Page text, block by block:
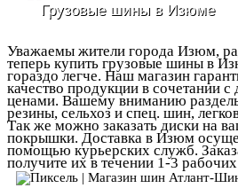
Грузовые шины в Изюме
Уважаемы жители города Изюм,
теперь купить грузовые шины в
гораздо легче. Наш магазин
качество продукции в сочетании
ценами. Вашему вниманию
резины, сельхоз и спец. шин,
Так же можно заказать диски на
покрышки. Доставка в Изюм
помощью курьерских служб.
получите их в течении 1-3